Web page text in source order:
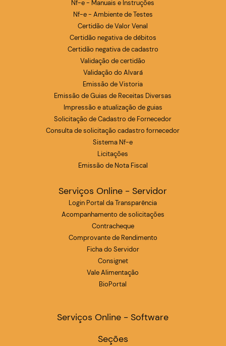
Nf-e - Manuais e Instruções
Nf-e - Ambiente de Testes
Certidão de Valor Venal
Certidão negativa de débitos
Certidão negativa de cadastro
Validação de certidão
Validação do Alvará
Emissão de Vistoria
Emissão de Guias de Receitas Diversas
Impressão e atualização de guias
Solicitação de Cadastro de Fornecedor
Consulta de solicitação cadastro fornecedor
Sistema Nf-e
Licitações
Emissão de Nota Fiscal
Serviços Online - Servidor
Login Portal da Transparência
Acompanhamento de solicitações
Contracheque
Comprovante de Rendimento
Ficha do Servidor
Consignet
Vale Alimentação
BioPortal
Serviços Online - Software
Seções